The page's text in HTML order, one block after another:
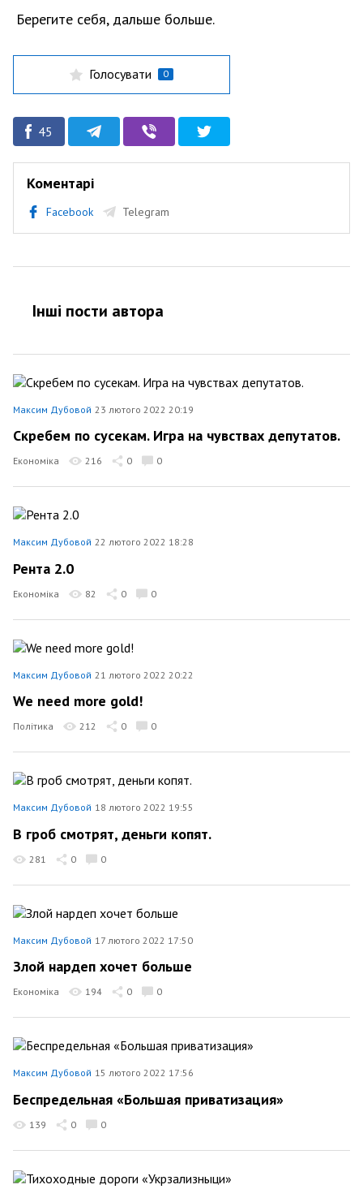
Берегите себя, дальше больше.
Голосувати 0
45
Коментарі
Facebook Telegram
Інші пости автора
Максим Дубовой 23 лютого 2022 20:19
Скребем по сусекам. Игра на чувствах депутатов.
Економіка 216 0 0
Максим Дубовой 22 лютого 2022 18:28
Рента 2.0
Економіка 82 0 0
Максим Дубовой 21 лютого 2022 20:22
We need more gold!
Політика 212 0 0
Максим Дубовой 18 лютого 2022 19:55
В гроб смотрят, деньги копят.
281 0 0
Максим Дубовой 17 лютого 2022 17:50
Злой нардеп хочет больше
Економіка 194 0 0
Максим Дубовой 15 лютого 2022 17:56
Беспредельная «Большая приватизация»
139 0 0